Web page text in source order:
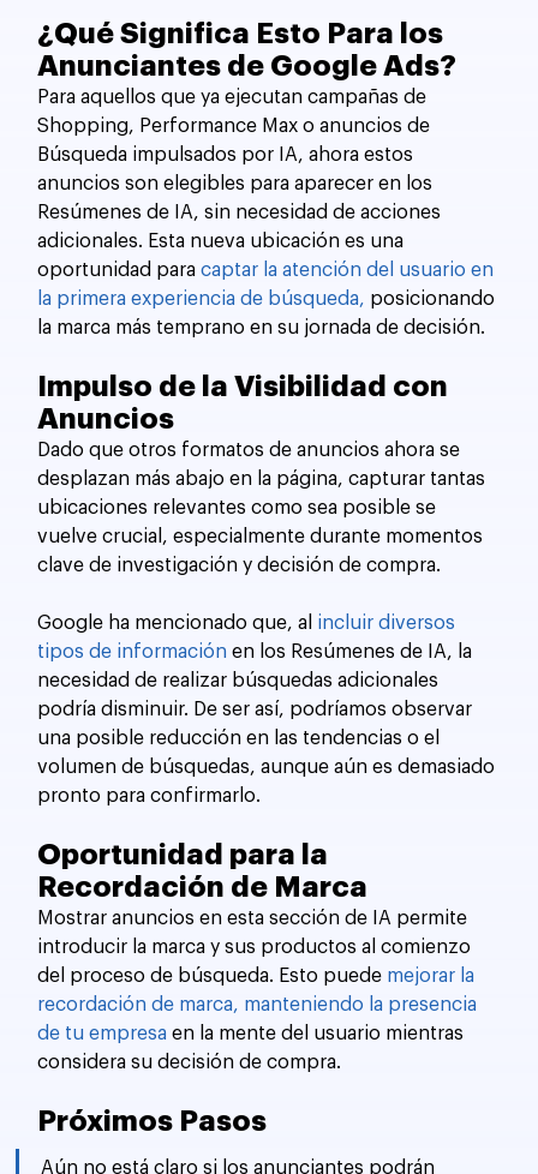
¿Qué Significa Esto Para los
Anunciantes de Google Ads?
Para aquellos que ya ejecutan campañas de
Shopping, Performance Max o anuncios de
Búsqueda impulsados por IA, ahora estos
anuncios son elegibles para aparecer en los
Resúmenes de IA, sin necesidad de acciones
adicionales. Esta nueva ubicación es una
oportunidad para captar la atención del usuario en
la primera experiencia de búsqueda, posicionando
la marca más temprano en su jornada de decisión.
Impulso de la Visibilidad con
Anuncios
Dado que otros formatos de anuncios ahora se
desplazan más abajo en la página, capturar tantas
ubicaciones relevantes como sea posible se
vuelve crucial, especialmente durante momentos
clave de investigación y decisión de compra.
Google ha mencionado que, al incluir diversos
tipos de información en los Resúmenes de IA, la
necesidad de realizar búsquedas adicionales
podría disminuir. De ser así, podríamos observar
una posible reducción en las tendencias o el
volumen de búsquedas, aunque aún es demasiado
pronto para confirmarlo.
Oportunidad para la
Recordación de Marca
Mostrar anuncios en esta sección de IA permite
introducir la marca y sus productos al comienzo
del proceso de búsqueda. Esto puede mejorar la
recordación de marca, manteniendo la presencia
de tu empresa en la mente del usuario mientras
considera su decisión de compra.
Próximos Pasos
Aún no está claro si los anunciantes podrán